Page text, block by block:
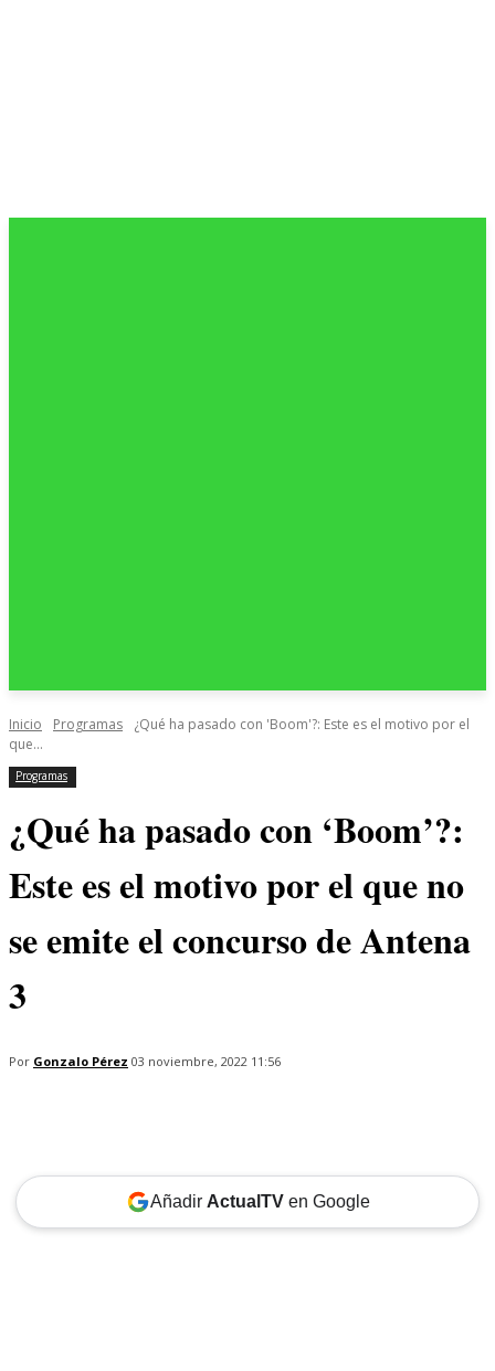
Inicio Programas
¿Qué ha pasado con 'Boom'?: Este es el motivo por el
que...
Programas
¿Qué ha pasado con ‘Boom’?:
Este es el motivo por el que no
se emite el concurso de Antena
3
Por Gonzalo Pérez 03 noviembre, 2022 11:56
Añadir ActualTVen Google